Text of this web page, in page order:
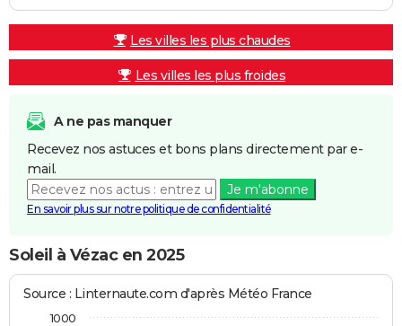
Les villes les plus chaudes
Les villes les plus froides
A ne pas manquer
Recevez nos astuces et bons plans directement par e-
mail.
Je m'abonne
En savoir plus sur notre politique de confidentialité
Soleil à Vézac en 2025
Source : Linternaute.com d'après Météo France
1000